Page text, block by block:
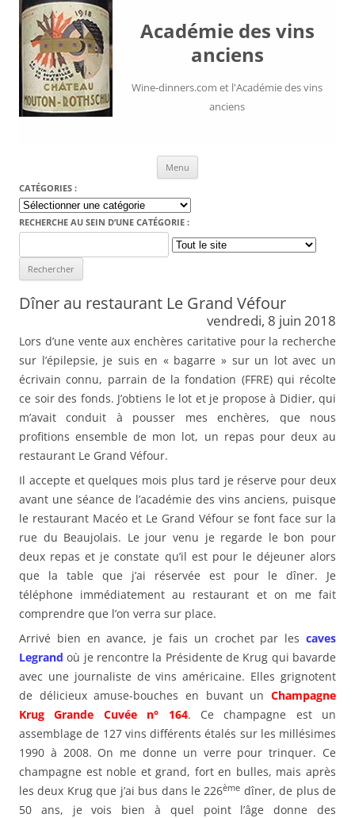
Académie des vins
anciens
Wine-dinners.com et l'Académie des vins
anciens
Menu
CATÉGORIES :
Catégories
:
RECHERCHE AU SEIN D’UNE CATÉGORIE :
for:
Dîner au restaurant Le Grand Véfour
vendredi, 8 juin 2018
Lors d’une vente aux enchères caritative pour la recherche
sur l’épilepsie, je suis en « bagarre » sur un lot avec un
écrivain connu, parrain de la fondation (FFRE) qui récolte
ce soir des fonds. J’obtiens le lot et je propose à Didier, qui
m’avait conduit à pousser mes enchères, que nous
profitions ensemble de mon lot, un repas pour deux au
restaurant Le Grand Véfour.
Il accepte et quelques mois plus tard je réserve pour deux
avant une séance de l’académie des vins anciens, puisque
le restaurant Macéo et Le Grand Véfour se font face sur la
rue du Beaujolais. Le jour venu je regarde le bon pour
deux repas et je constate qu’il est pour le déjeuner alors
que la table que j’ai réservée est pour le dîner. Je
téléphone immédiatement au restaurant et on me fait
comprendre que l’on verra sur place.
Arrivé bien en avance, je fais un crochet par les caves
Legrand où je rencontre la Présidente de Krug qui bavarde
avec une journaliste de vins américaine. Elles grignotent
de délicieux amuse-bouches en buvant un Champagne
Krug Grande Cuvée n° 164. Ce champagne est un
assemblage de 127 vins différents étalés sur les millésimes
1990 à 2008. On me donne un verre pour trinquer. Ce
champagne est noble et grand, fort en bulles, mais après
les deux Krug que j’ai bus dans le 226ème dîner, de plus de
50 ans, je vois bien à quel point l’âge donne des